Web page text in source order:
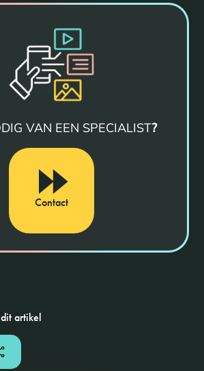
VAN EEN SPECIALIST?
Contact
artikel